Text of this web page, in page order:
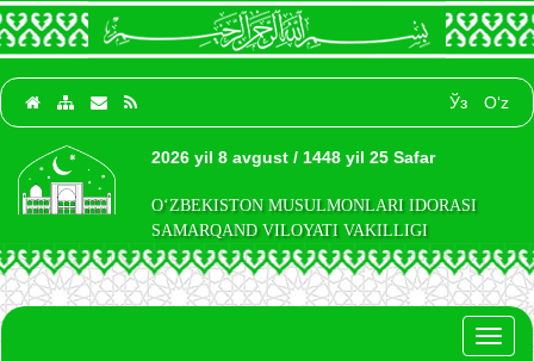
Ўз O‘z
2026 yil 8 avgust / 1448 yil 25 Safar
O‘ZBEKISTON MUSULMONLARI IDORASI
SAMARQAND VILOYATI VAKILLIGI